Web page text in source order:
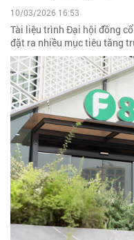
10/03/2026 16:53
Tài liệu trình Đại hội đồng
đặt ra nhiều mục tiêu tăng